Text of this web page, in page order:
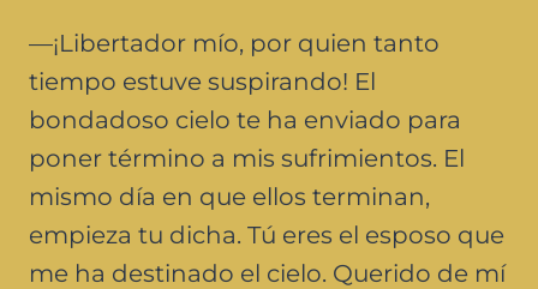
—¡Libertador mío, por quien tanto
tiempo estuve suspirando! El
bondadoso cielo te ha enviado para
poner término a mis sufrimientos. El
mismo día en que ellos terminan,
empieza tu dicha. Tú eres el esposo que
me ha destinado el cielo. Querido de mí